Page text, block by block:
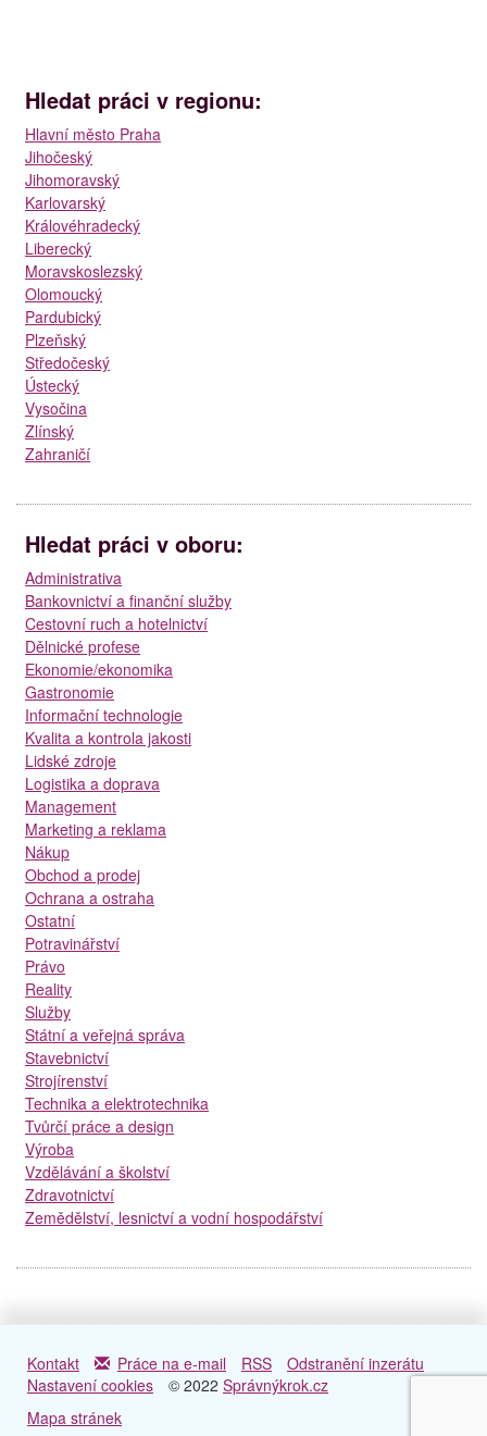
Hledat práci v regionu:
Hlavní město Praha
Jihočeský
Jihomoravský
Karlovarský
Královéhradecký
Liberecký
Moravskoslezský
Olomoucký
Pardubický
Plzeňský
Středočeský
Ústecký
Vysočina
Zlínský
Zahraničí
Hledat práci v oboru:
Administrativa
Bankovnictví a finanční služby
Cestovní ruch a hotelnictví
Dělnické profese
Ekonomie/ekonomika
Gastronomie
Informační technologie
Kvalita a kontrola jakosti
Lidské zdroje
Logistika a doprava
Management
Marketing a reklama
Nákup
Obchod a prodej
Ochrana a ostraha
Ostatní
Potravinářství
Právo
Reality
Služby
Státní a veřejná správa
Stavebnictví
Strojírenství
Technika a elektrotechnika
Tvůrčí práce a design
Výroba
Vzdělávání a školství
Zdravotnictví
Zemědělství, lesnictví a vodní hospodářství
Kontakt Práce na e-mail RSS
Odstranění inzerátu
Nastavení cookies
© 2022 Správnýkrok.cz
Mapa stránek